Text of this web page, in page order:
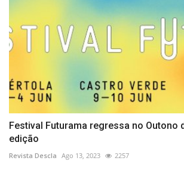
Festival Futurama regressa no Outono
edição
Revista Descla Ago 13, 2023 2257